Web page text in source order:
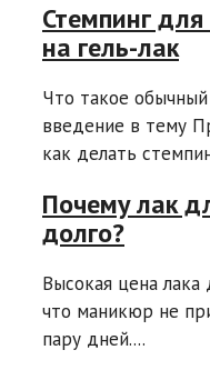
Стемпинг
на гель-лак
Что такое
введение в тему
как делать
Почему лак
долго?
Высокая цена лака
что маникюр не
пару дней....